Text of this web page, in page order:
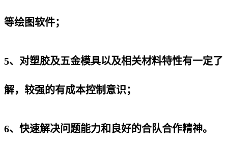
等绘图软件；
5、对塑胶及五金模具以及相关材料特性有一定了
解，较强的有成本控制意识；
6、快速解决问题能力和良好的合队合作精神。